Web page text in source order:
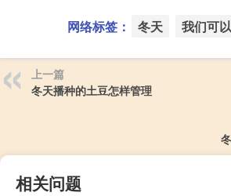
网络标签： 冬天 我们可以
上一篇
冬天播种的土豆怎样管理
相关问题